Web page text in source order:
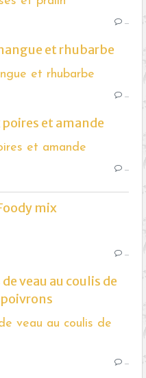
…
et rhubarbe
…
poires et amande
…
mix
…
veau au coulis de
poivrons
…